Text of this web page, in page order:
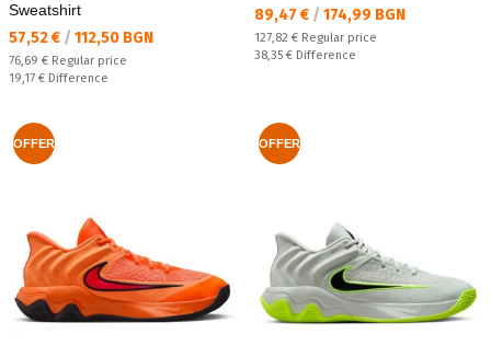
Sweatshirt
Текуща цена:
57,52 € / 112,50 BGN
Regular price:
76,69 € Regular price
Спестявате:
19,17 € Difference
Текуща цена:
89,47 € / 174,99 BGN
Regular price:
127,82 € Regular price
Спестявате:
38,35 € Difference
OFFER OFFER